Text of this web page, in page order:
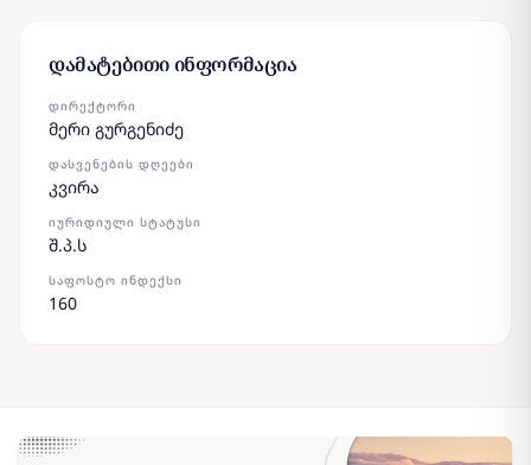
დამატებითი ინფორმაცია
ᲓᲘᲠᲔᲥᲢᲝᲠᲘ
მერი გურგენიძე
ᲓᲐᲡᲕᲔᲜᲔᲑᲘᲡ ᲓᲦᲔᲔᲑᲘ
კვირა
ᲘᲣᲠᲘᲓᲘᲣᲚᲘ ᲡᲢᲐᲢᲣᲡᲘ
შ.პ.ს
ᲡᲐᲤᲝᲡᲢᲝ ᲘᲜᲓᲔᲥᲡᲘ
160